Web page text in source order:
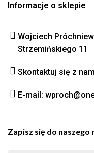
Informacje o sklepie
Wojciech
Strzemińskiego 11
Skontaktuj się z
E-mail:
Zapisz się do